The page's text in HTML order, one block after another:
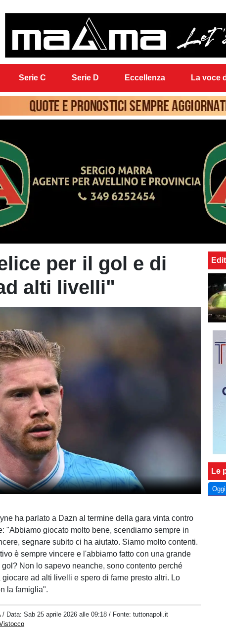
Serie C Serie D Eccellenza La voce
per il gol e di
alti livelli"
ha parlato a Dazn al termine della gara vinta contro
"Abbiamo giocato molto bene, scendiamo sempre in
segnare subito ci ha aiutato. Siamo molto contenti.
è sempre vincere e l'abbiamo fatto con una grande
gol? Non lo sapevo neanche, sono contento perché
giocare ad alti livelli e spero di farne presto altri. Lo
la famiglia".
/ Data:Sab 25 aprile 2026 alle 09:18 / Fonte: tuttonapoli.it
Le
Oggi